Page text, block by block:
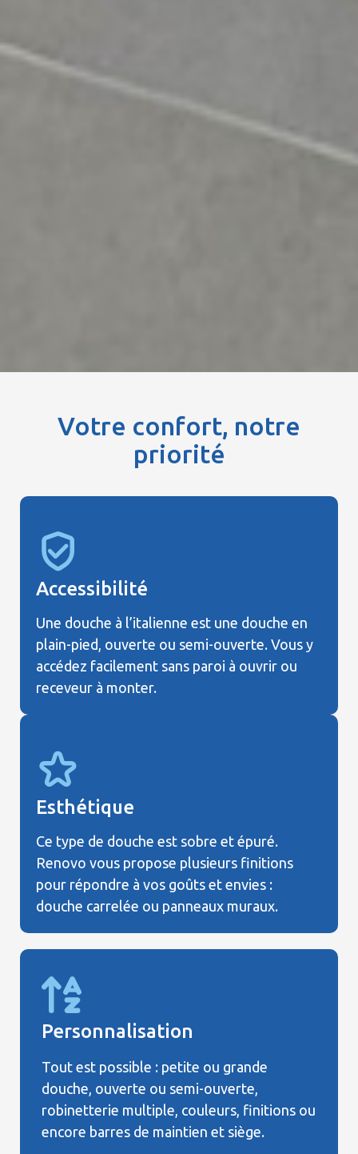
Votre confort, notre
priorité
Accessibilité
Une douche à l’italienne est une douche en
plain-pied, ouverte ou semi-ouverte. Vous y
accédez facilement sans paroi à ouvrir ou
receveur à monter.
Esthétique
Ce type de douche est sobre et épuré.
Renovo vous propose plusieurs finitions
pour répondre à vos goûts et envies :
douche carrelée ou panneaux muraux.
Personnalisation
Tout est possible : petite ou grande
douche, ouverte ou semi-ouverte,
robinetterie multiple, couleurs, finitions ou
encore barres de maintien et siège.